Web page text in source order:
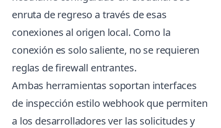
enruta de regreso a través de esas
conexiones al origen local. Como la
conexión es solo saliente, no se requieren
reglas de firewall entrantes.
Ambas herramientas soportan interfaces
de inspección estilo webhook que permiten
a los desarrolladores ver las solicitudes y